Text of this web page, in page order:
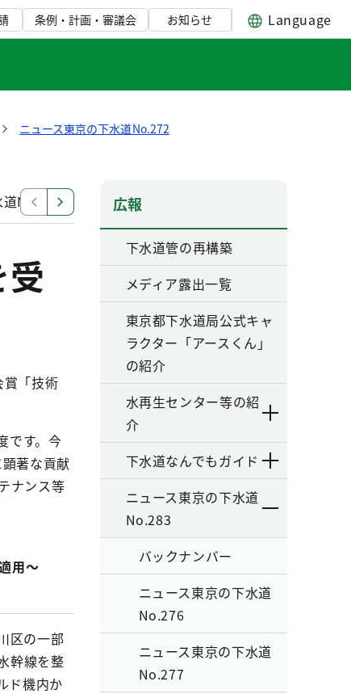
条例・計画・審議会 お知らせ Language
ニュース東京の下水道No.272
道No.267 ニュース東京の下水道No.270
賞「技術
です。今
著な貢献
ナンス等
用～
区の一部
幹線を整
ド機内か
広報
下水道管の再構築
メディア露出一覧
東京都下水道局公式キャ
ラクター「アースくん」
の紹介
水再生センター等の紹
介
下水道なんでもガイド
ニュース東京の下水道
No.283
バックナンバー
ニュース東京の下水道
No.276
ニュース東京の下水道
No.277